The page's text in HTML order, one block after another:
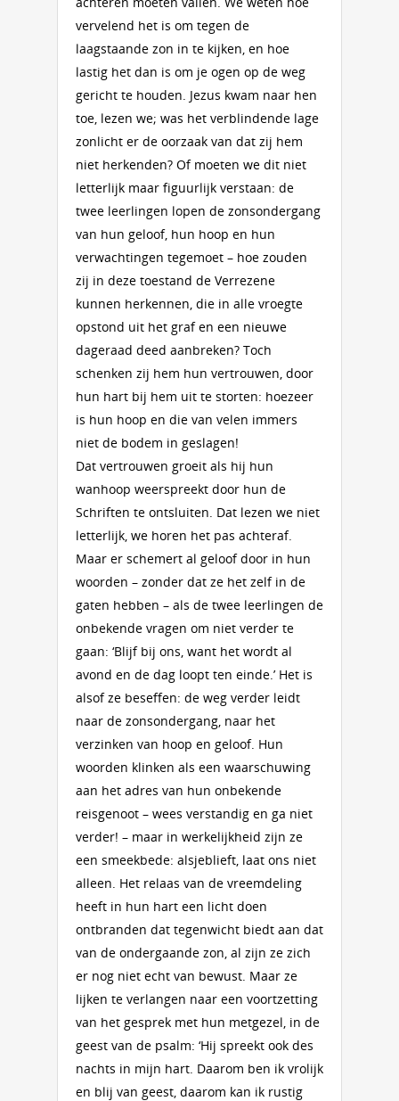
vervelend het is om tegen de
laagstaande zon in te kijken, en hoe
lastig het dan is om je ogen op de weg
gericht te houden. Jezus kwam naar hen
toe, lezen we; was het verblindende lage
zonlicht er de oorzaak van dat zij hem
niet herkenden? Of moeten we dit niet
letterlijk maar figuurlijk verstaan: de
twee leerlingen lopen de zonsondergang
van hun geloof, hun hoop en hun
verwachtingen tegemoet – hoe zouden
zij in deze toestand de Verrezene
kunnen herkennen, die in alle vroegte
opstond uit het graf en een nieuwe
dageraad deed aanbreken? Toch
schenken zij hem hun vertrouwen, door
hun hart bij hem uit te storten: hoezeer
is hun hoop en die van velen immers
niet de bodem in geslagen!
Dat vertrouwen groeit als hij hun
wanhoop weerspreekt door hun de
Schriften te ontsluiten. Dat lezen we niet
letterlijk, we horen het pas achteraf.
Maar er schemert al geloof door in hun
woorden – zonder dat ze het zelf in de
gaten hebben – als de twee leerlingen de
onbekende vragen om niet verder te
gaan: ‘Blijf bij ons, want het wordt al
avond en de dag loopt ten einde.’ Het is
alsof ze beseffen: de weg verder leidt
naar de zonsondergang, naar het
verzinken van hoop en geloof. Hun
woorden klinken als een waarschuwing
aan het adres van hun onbekende
reisgenoot – wees verstandig en ga niet
verder! – maar in werkelijkheid zijn ze
een smeekbede: alsjeblieft, laat ons niet
alleen. Het relaas van de vreemdeling
heeft in hun hart een licht doen
ontbranden dat tegenwicht biedt aan dat
van de ondergaande zon, al zijn ze zich
er nog niet echt van bewust. Maar ze
lijken te verlangen naar een voortzetting
van het gesprek met hun metgezel, in de
geest van de psalm: ‘Hij spreekt ook des
nachts in mijn hart. Daarom ben ik vrolijk
en blij van geest, daarom kan ik rustig